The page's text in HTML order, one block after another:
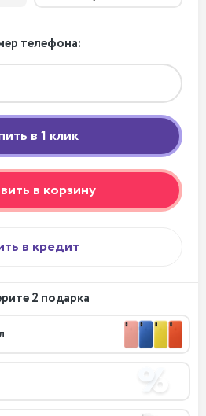
телефона:
в корзину
в кредит
2 подарка